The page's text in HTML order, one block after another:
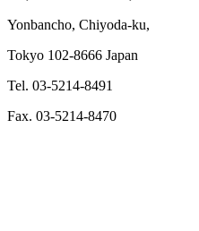
Yonbancho, Chiyoda-ku,
Tokyo 102-8666 Japan
Tel. 03-5214-8491
Fax. 03-5214-8470